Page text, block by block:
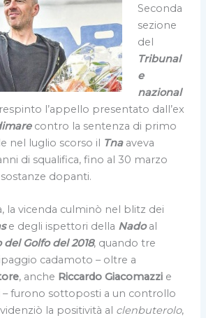
Seconda
sezione
del
Tribunal
e
nazional
l’appello presentato dall’ex
contro la sentenza di primo
nel luglio scorso il Tnaaveva
di squalifica, fino al 30 marzo
dopanti.
la vicenda culminò nel blitz dei
e degli ispettori della Nadoal
del Golfo del 2018, quando tre
cadamoto – oltre a
, anche Riccardo Giacomazzie
– furono sottoposti a un controllo
la positività al clenbuterolo,